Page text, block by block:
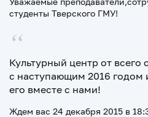
студенты Тверского ГМУ!
Культурный центр от всего
с наступающим 2016 годом
его вместе с нами!
Ждем вас 24 декабря 2015 в